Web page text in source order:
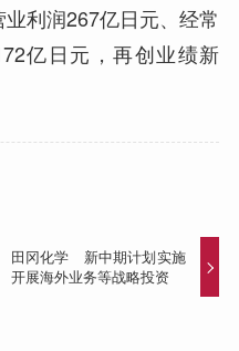
利润267亿日元、经常
亿日元，再创业绩新
田冈化学 新中期计划实施
开展海外业务等战略投资